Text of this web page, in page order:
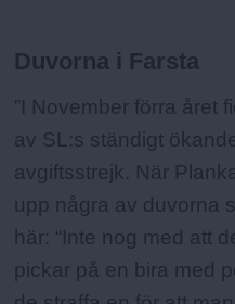
Duvorna i Farsta
”I November förra året
av SL:s ständigt
avgiftsstrejk. När
upp några av duvorna
här: “Inte nog med att
pickar på en bira med